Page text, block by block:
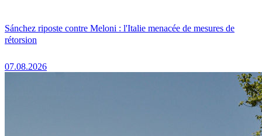
Sánchez riposte contre Meloni : l'Italie menacée de mesures de
rétorsion
07.08.2026